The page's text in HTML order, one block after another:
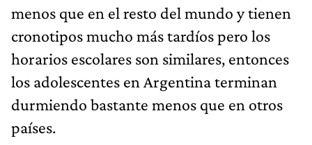
menos que en el resto del mundo y tienen
cronotipos mucho más tardíos pero los
horarios escolares son similares, entonces
los adolescentes en Argentina terminan
durmiendo bastante menos que en otros
países.